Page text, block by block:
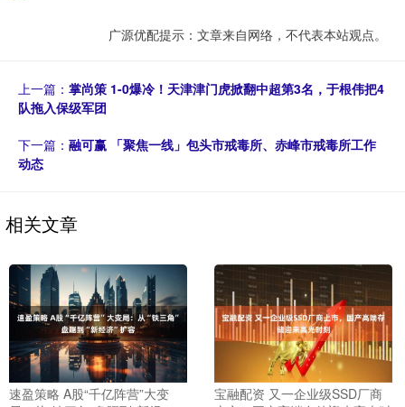
广源优配提示：文章来自网络，不代表本站观点。
上一篇： 掌尚策 1-0爆冷！天津津门虎掀翻中超第3名，于根伟把4
队拖入保级军团
下一篇： 融可赢 「聚焦一线」包头市戒毒所、赤峰市戒毒所工作
动态
相关文章
速盈策略 A股“千亿阵营”大变
宝融配资 又一企业级SSD厂商